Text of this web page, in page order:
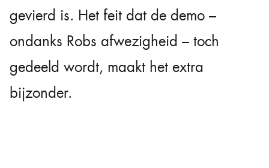
gevierd is. Het feit dat de demo –
ondanks Robs afwezigheid – toch
gedeeld wordt, maakt het extra
bijzonder.